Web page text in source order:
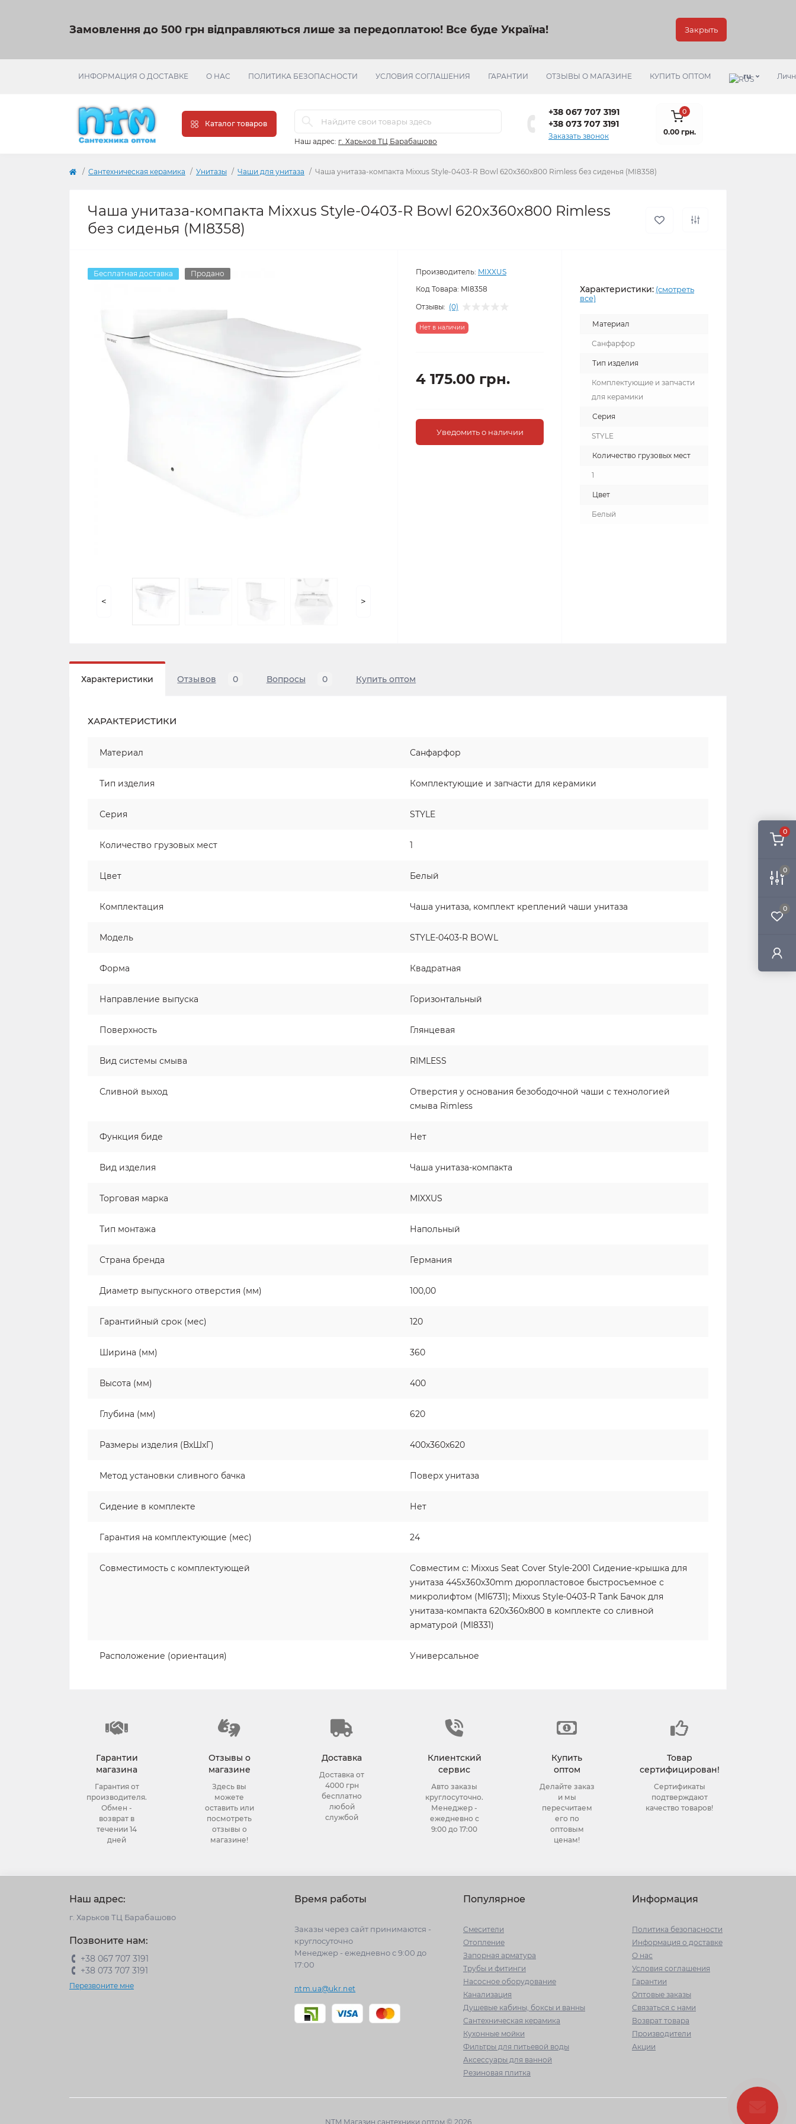
0
0
0
Замовлення до 500 грн відправляються лише за передоплатою! Все буде Україна! Закрыть
ИНФОРМАЦИЯ О ДОСТАВКЕ О НАС ПОЛИТИКА БЕЗОПАСНОСТИ УСЛОВИЯ СОГЛАШЕНИЯ ГАРАНТИИ ОТЗЫВЫ О МАГАЗИНЕ КУПИТЬ ОПТОМ ru
Каталог товаров
Наш адрес: г. Харьков ТЦ Барабашово
+38 067 707 3191
+38 073 707 3191
Заказать звонок
0
0.00 грн.
Сантехническая керамика Унитазы Чаши для унитаза Чаша унитаза-компакта Mixxus Style-0403-R Bowl 620х360х800 Rimless без сиденья (MI8358)
Чаша унитаза-компакта Mixxus Style-0403-R Bowl 620х360х800 Rimless
без сиденья (MI8358)
Бесплатная доставка Продано
< >
Производитель: MIXXUS
Код Товара: MI8358
Отзывы: (0)
Нет в наличии
4 175.00 грн.
Уведомить о наличии
Характеристики: (смотреть
все)
Материал
Санфарфор
Тип изделия
Комплектующие и запчасти
для керамики
Серия
STYLE
Количество грузовых мест
1
Цвет
Белый
Характеристики Отзывов 0 Вопросы 0 Купить оптом
ХАРАКТЕРИСТИКИ
Материал Санфарфор
Тип изделия Комплектующие и запчасти для керамики
Серия STYLE
Количество грузовых мест 1
Цвет Белый
Комплектация Чаша унитаза, комплект креплений чаши унитаза
Модель STYLE-0403-R BOWL
Форма Квадратная
Направление выпуска Горизонтальный
Поверхность Глянцевая
Вид системы смыва RIMLESS
Сливной выход
Отверстия у основания безободочной чаши с технологией
смыва Rimless
Функция биде Нет
Вид изделия Чаша унитаза-компакта
Торговая марка MIXXUS
Тип монтажа Напольный
Страна бренда Германия
Диаметр выпускного отверстия (мм) 100,00
Гарантийный срок (мес) 120
Ширина (мм) 360
Высота (мм) 400
Глубина (мм) 620
Размеры изделия (ВхШхГ) 400x360x620
Метод установки сливного бачка Поверх унитаза
Сидение в комплекте Нет
Гарантия на комплектующие (мес) 24
Совместимость с комплектующей
Совместим с: Mixxus Seat Cover Style-2001 Сидение-крышка для
унитаза 445х360х30mm дюропластовое быстросъемное с
микролифтом (MI6731); Mixxus Style-0403-R Tank Бачок для
унитаза-компакта 620х360х800 в комплекте со сливной
арматурой (MI8331)
Расположение (ориентация) Универсальное
Гарантии
магазина
Гарантия от
производителя.
Обмен -
возврат в
течении 14
дней
Отзывы о
магазине
Здесь вы
можете
оставить или
посмотреть
отзывы о
магазине!
Доставка
Доставка от
4000 грн
бесплатно
любой
службой
Клиентский
сервис
Авто заказы
круглосуточно.
Менеджер -
ежедневно с
9:00 до 17:00
Купить
оптом
Делайте заказ
и мы
пересчитаем
его по
оптовым
ценам!
Товар
сертифицирован!
Сертификаты
подтверждают
качество товаров!
Наш адрес:
г. Харьков ТЦ Барабашово
Позвоните нам:
+38 067 707 3191
+38 073 707 3191
Перезвоните мне
Время работы
Заказы через сайт принимаются -
круглосуточно
Менеджер - ежедневно с 9:00 до
17:00
ntm.ua@ukr.net
Популярное
Cмесители
Отопление
Запорная арматура
Трубы и фитинги
Насосное оборудование
Канализация
Душевые кабины, боксы и ванны
Сантехническая керамика
Кухонные мойки
Фильтры для питьевой воды
Аксессуары для ванной
Резиновая плитка
Информация
Политика безопасности
Информация о доставке
О нас
Условия соглашения
Гарантии
Оптовые заказы
Связаться с нами
Возврат товара
Производители
Акции
NTM Магазин сантехники оптом © 2026